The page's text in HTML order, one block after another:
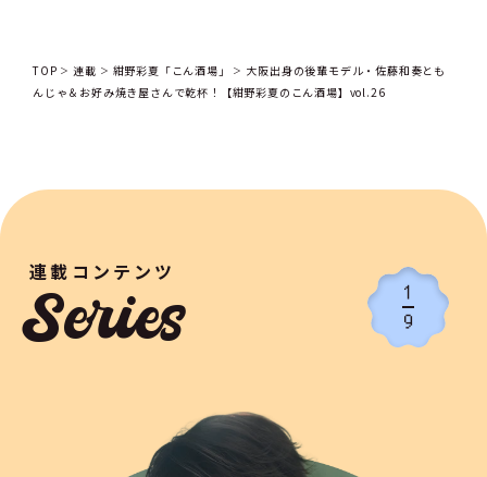
TOP 連載 紺野彩夏「こん酒場」
大阪出身の後輩モデル・佐藤和奏とも
んじゃ＆お好み焼き屋さんで乾杯！【紺野彩夏のこん酒場】vol.26
連載コンテンツ
Series
1
9